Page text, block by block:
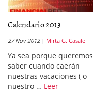
Calendario 2013
27 Nov 2012 Mirta G. Casale
Ya sea porque queremos
saber cuando caerán
nuestras vacaciones ( o
nuestro … Leer